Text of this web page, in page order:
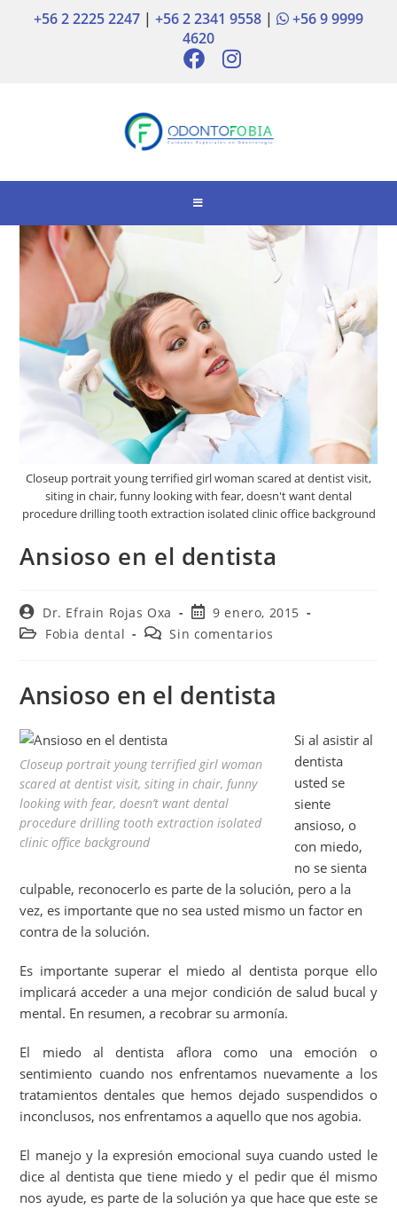
+56 2 2225 2247 | +56 2 2341 9558 |
+56 9 9999
4620
Closeup portrait young terrified girl woman scared at dentist visit,
siting in chair, funny looking with fear, doesn't want dental
procedure drilling tooth extraction isolated clinic office background
Ansioso en el dentista
Dr. Efrain Rojas Oxa
9 enero, 2015
Fobia dental
Sin comentarios
Ansioso en el dentista
Closeup portrait young terrified girl woman
scared at dentist visit, siting in chair, funny
looking with fear, doesn’t want dental
procedure drilling tooth extraction isolated
clinic office background
Si al asistir al
dentista
usted se
siente
ansioso, o
con miedo,
no se sienta
culpable, reconocerlo es parte de la solución, pero a la
vez, es importante que no sea usted mismo un factor en
contra de la solución.
Es importante superar el miedo al dentista porque ello
implicará acceder a una mejor condición de salud bucal y
mental. En resumen, a recobrar su armonía.
El miedo al dentista aflora como una emoción o
sentimiento cuando nos enfrentamos nuevamente a los
tratamientos dentales que hemos dejado suspendidos o
inconclusos, nos enfrentamos a aquello que nos agobia.
El manejo y la expresión emocional suya cuando usted le
dice al dentista que tiene miedo y el pedir que él mismo
nos ayude, es parte de la solución ya que hace que este se